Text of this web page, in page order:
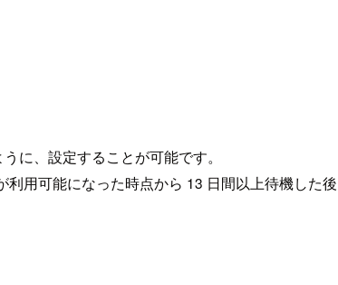
に、設定することが可能です。
用可能になった時点から 13 日間以上待機した